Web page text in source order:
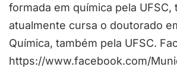
formada em química pela UFSC,
atualmente cursa o doutorado
Química, também pela UFSC.
https://www.facebook.com/